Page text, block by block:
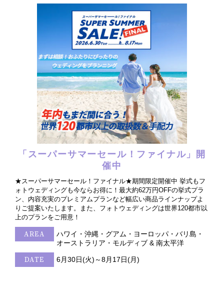
「スーパーサマーセール！ファイナル」開
催中
★スーパーサマーセール！ファイナル★期間限定開催中 挙式もフ
ォトウェディングも今ならお得に！最大約62万円OFFの挙式プラ
ン、内容充実のプレミアムプランなど幅広い商品ラインナップよ
りご提案いたします。また、フォトウェディングは世界120都市以
上のプランをご用意！
AREA
ハワイ・沖縄・グアム・ヨーロッパ・バリ島・
オーストラリア・モルディブ & 南太平洋
DATE 6月30日(火)～8月17日(月)